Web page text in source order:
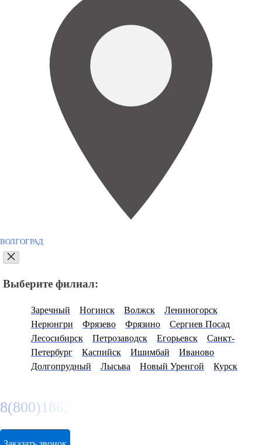
ВОЛГОГРАД
Выберите филиал:
Заречный Ногинск Волжск
Лениногорск
Нерюнгри
Фрязево Фрязино
Сергиев Посад
Лесосибирск
Петрозаводск Егорьевск
Санкт-
Петербург
Каспийск Ишимбай
Иваново
Долгопрудный
Лысьва Новый Уренгой Курск
8(800)1862102